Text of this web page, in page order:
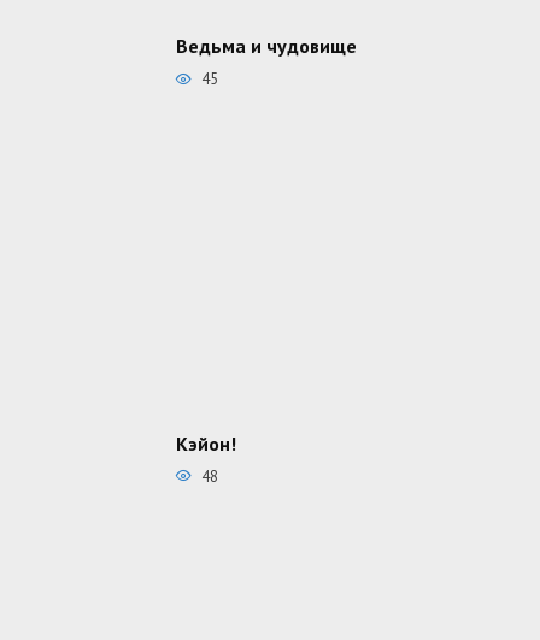
Ведьма и чудовище
45
Кэйон!
48